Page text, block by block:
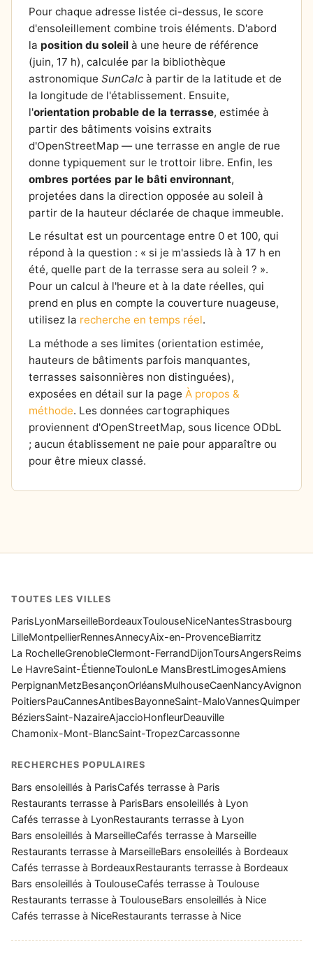
Pour chaque adresse listée ci-dessus, le score
d'ensoleillement combine trois éléments. D'abord
la position du soleil à une heure de référence
(juin, 17 h), calculée par la bibliothèque
astronomique SunCalc à partir de la latitude et de
la longitude de l'établissement. Ensuite,
l'orientation probable de la terrasse, estimée à
partir des bâtiments voisins extraits
d'OpenStreetMap — une terrasse en angle de rue
donne typiquement sur le trottoir libre. Enfin, les
ombres portées par le bâti environnant,
projetées dans la direction opposée au soleil à
partir de la hauteur déclarée de chaque immeuble.
Le résultat est un pourcentage entre 0 et 100, qui
répond à la question : « si je m'assieds là à 17 h en
été, quelle part de la terrasse sera au soleil ? ».
Pour un calcul à l'heure et à la date réelles, qui
prend en plus en compte la couverture nuageuse,
utilisez la recherche en temps réel.
La méthode a ses limites (orientation estimée,
hauteurs de bâtiments parfois manquantes,
terrasses saisonnières non distinguées),
exposées en détail sur la page À propos &
méthode. Les données cartographiques
proviennent d'OpenStreetMap, sous licence ODbL
; aucun établissement ne paie pour apparaître ou
pour être mieux classé.
TOUTES LES VILLES
ParisLyonMarseilleBordeauxToulouseNiceNantesStrasbourg
LilleMontpellierRennesAnnecyAix-en-ProvenceBiarritz
La RochelleGrenobleClermont-FerrandDijonToursAngersReims
Le HavreSaint-ÉtienneToulonLe MansBrestLimogesAmiens
PerpignanMetzBesançonOrléansMulhouseCaenNancyAvignon
PoitiersPauCannesAntibesBayonneSaint-MaloVannesQuimper
BéziersSaint-NazaireAjaccioHonfleurDeauville
Chamonix-Mont-BlancSaint-TropezCarcassonne
RECHERCHES POPULAIRES
Bars ensoleillés à ParisCafés terrasse à Paris
Restaurants terrasse à ParisBars ensoleillés à Lyon
Cafés terrasse à LyonRestaurants terrasse à Lyon
Bars ensoleillés à MarseilleCafés terrasse à Marseille
Restaurants terrasse à MarseilleBars ensoleillés à Bordeaux
Cafés terrasse à BordeauxRestaurants terrasse à Bordeaux
Bars ensoleillés à ToulouseCafés terrasse à Toulouse
Restaurants terrasse à ToulouseBars ensoleillés à Nice
Cafés terrasse à NiceRestaurants terrasse à Nice